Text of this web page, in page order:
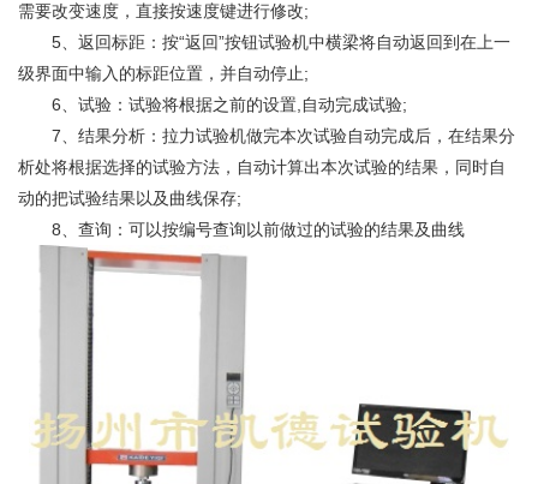
需要改变速度，直接按速度键进行修改;
5、返回标距：按“返回”按钮试验机中横梁将自动返回到在上一
级界面中输入的标距位置，并自动停止;
6、试验：试验将根据之前的设置,自动完成试验;
7、结果分析：拉力试验机做完本次试验自动完成后，在结果分
析处将根据选择的试验方法，自动计算出本次试验的结果，同时自
动的把试验结果以及曲线保存;
8、查询：可以按编号查询以前做过的试验的结果及曲线